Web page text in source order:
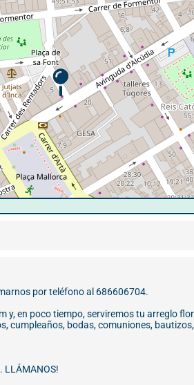
por teléfono al 686606704.
en poco tiempo, serviremos tu arreglo
cumpleaños, bodas, comuniones,
LLÁMANOS!